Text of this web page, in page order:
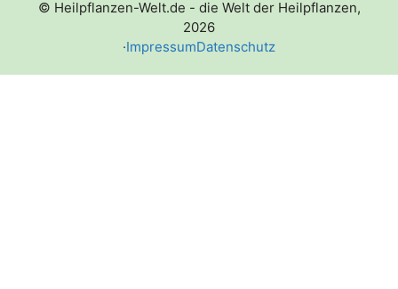
© Heilpflanzen-Welt.de - die Welt der Heilpflanzen,
2026
·ImpressumDatenschutz